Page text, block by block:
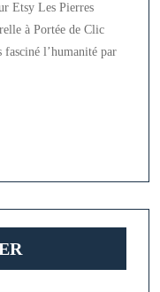
Etsy Les Pierres
à Portée de Clic
fasciné l’humanité par